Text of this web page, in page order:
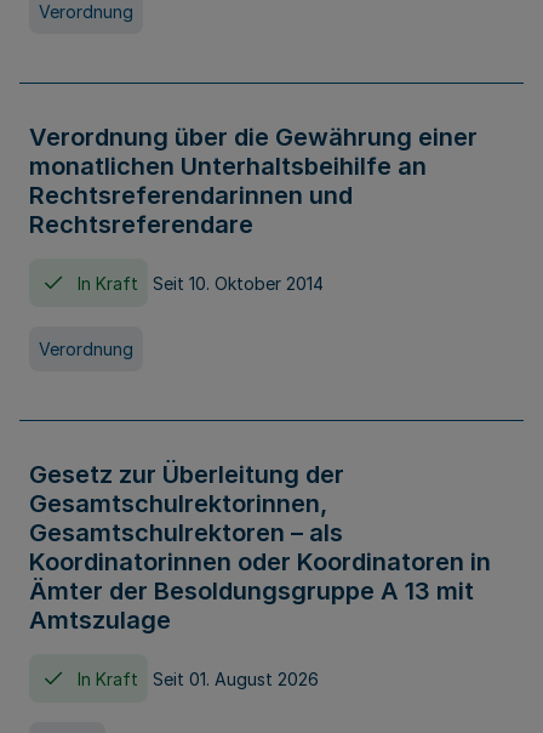
Verordnung
Verordnung über die Gewährung einer
monatlichen Unterhaltsbeihilfe an
Rechtsreferendarinnen und
Rechtsreferendare
In Kraft Seit 10. Oktober 2014
Verordnung
Gesetz zur Überleitung der
Gesamtschulrektorinnen,
Gesamtschulrektoren – als
Koordinatorinnen oder Koordinatoren in
Ämter der Besoldungsgruppe A 13 mit
Amtszulage
In Kraft Seit 01. August 2026